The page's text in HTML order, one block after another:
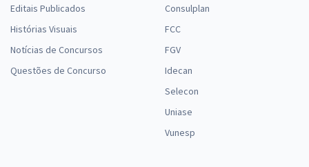
Editais Publicados
Histórias Visuais
Notícias de Concursos
Questões de Concurso
Consulplan
FCC
FGV
Idecan
Selecon
Uniase
Vunesp